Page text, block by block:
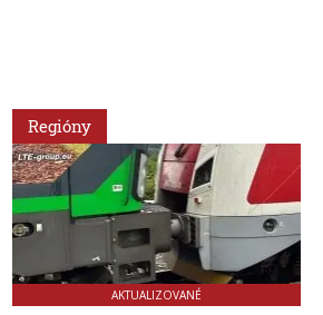
Regióny
AKTUALIZOVANÉ